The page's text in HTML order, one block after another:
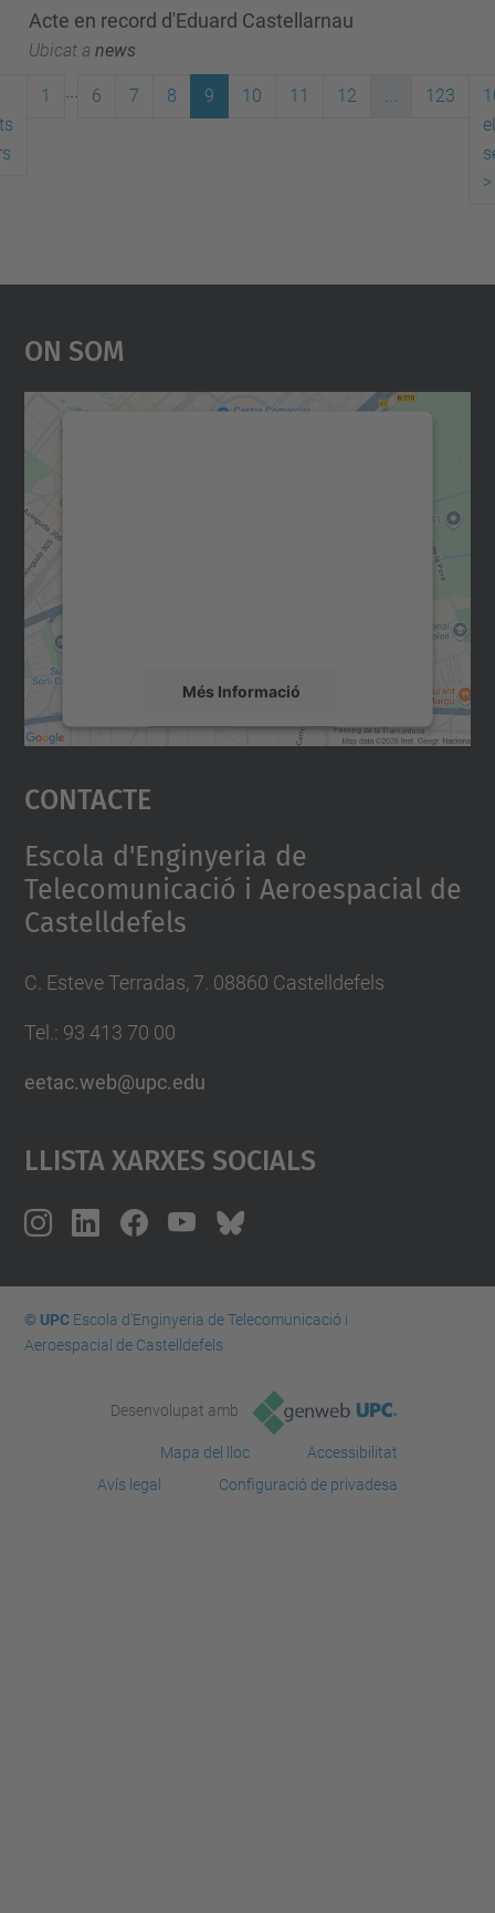
Acte en record d'Eduard Castellarnau
Ubicat a news
1 6 7 8 9 10 11 12 ... 123
>
On Som
Més Informació
Accepta
powered by
Contacte
Escola d'Enginyeria de
Telecomunicació i Aeroespacial de
Castelldefels
C. Esteve Terradas, 7. 08860 Castelldefels
Tel.: 93 413 70 00
eetac.web@upc.edu
Llista Xarxes Socials
© UPCEscola d'Enginyeria de Telecomunicació i
Aeroespacial de Castelldefels
Desenvolupat amb
Mapa del lloc
Accessibilitat
Avís legal
Configuració de privadesa